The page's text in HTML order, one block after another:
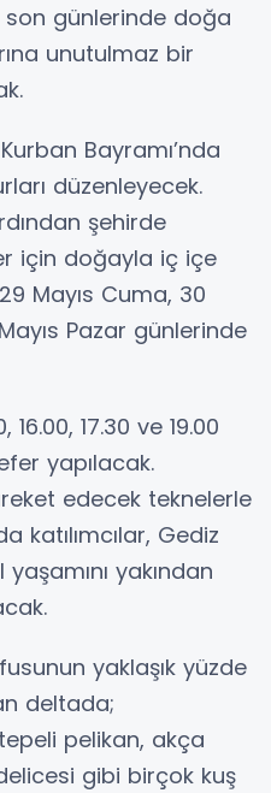
son günlerinde doğa
unutulmaz bir
Kurban Bayramı’nda
düzenleyecek.
şehirde
için doğayla iç içe
Mayıs Cuma, 30
Pazar günlerinde
16.00, 17.30 ve 19.00
yapılacak.
edecek teknelerle
katılımcılar, Gediz
yaşamını yakından
yaklaşık yüzde
deltada;
pelikan, akça
gibi birçok kuş